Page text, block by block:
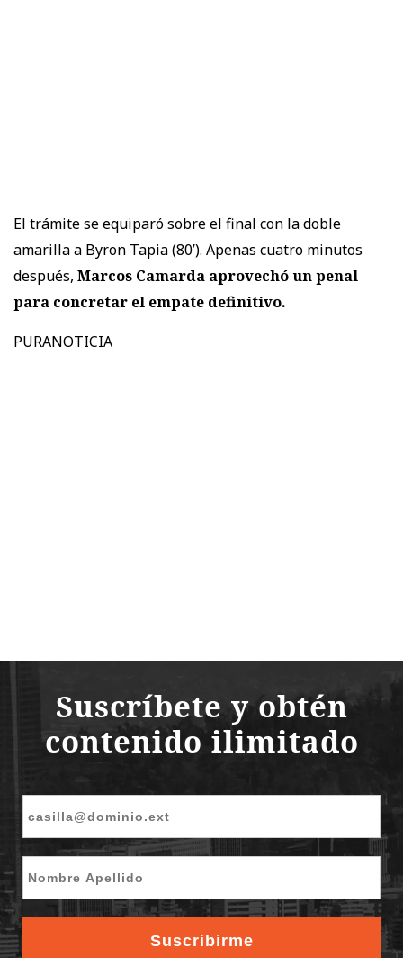
El trámite se equiparó sobre el final con la doble
amarilla a Byron Tapia (80’). Apenas cuatro minutos
después, Marcos Camarda aprovechó un penal
para concretar el empate definitivo.
PURANOTICIA